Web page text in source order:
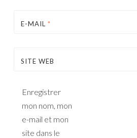
E-MAIL *
SITE WEB
Enregistrer
mon nom, mon
e-mail et mon
site dans le